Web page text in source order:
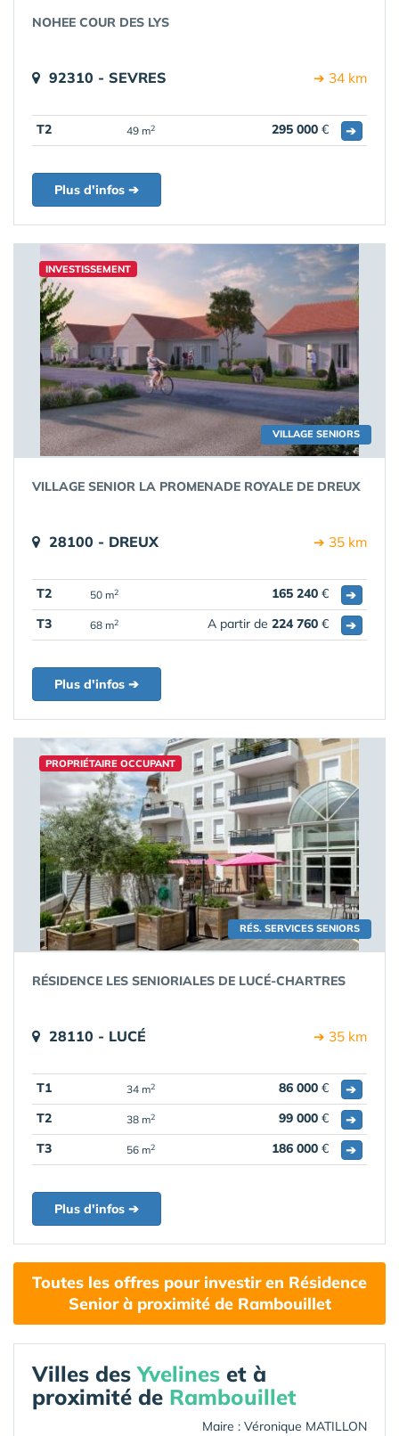
NOHEE COUR DES LYS
92310 - SEVRES ➔ 34 km
T2 49 m2 295 000 € ➔
Plus d'infos ➔
VILLAGE SENIORS
INVESTISSEMENT
VILLAGE SENIOR LA PROMENADE ROYALE DE DREUX
28100 - DREUX ➔ 35 km
T2 50 m2 165 240 €
➔
T3
68 m2 A partir de 224 760 € ➔
Plus d'infos ➔
RÉS. SERVICES SENIORS
PROPRIÉTAIRE OCCUPANT
RÉSIDENCE LES SENIORIALES DE LUCÉ-CHARTRES
28110 - LUCÉ ➔ 35 km
T1 34 m2 86 000 €
➔
T2
38 m2 99 000 €
➔
T3
56 m2 186 000 € ➔
Plus d'infos ➔
Toutes les offres pour investir en Résidence
Senior à proximité de Rambouillet
Villes desYvelines et à
proximité de Rambouillet
Maire : Véronique MATILLON